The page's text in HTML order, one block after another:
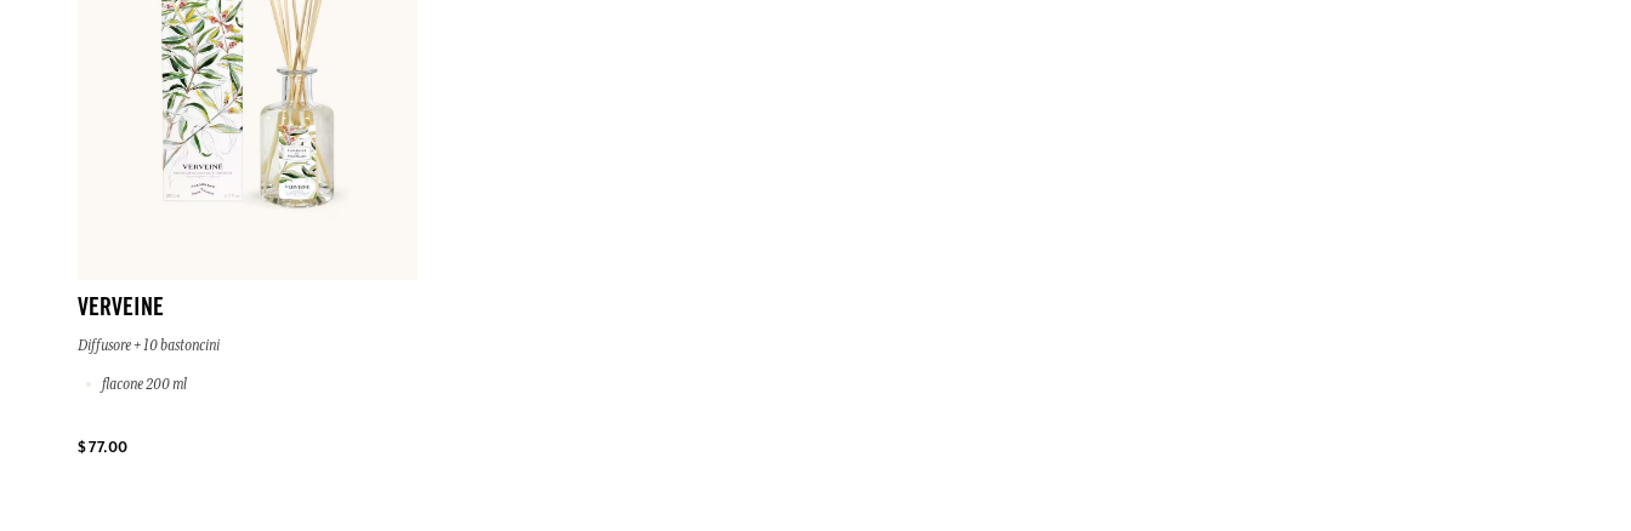
VERVEINE
Diffusore + 10 bastoncini
flacone 200 ml
$ 77.00